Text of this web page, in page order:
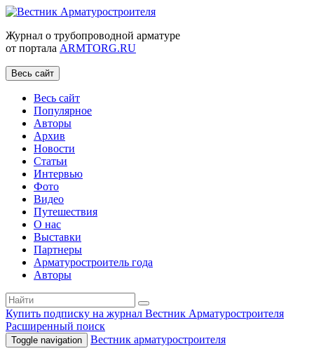
Журнал о трубопроводной арматуре
от портала ARMTORG.RU
Весь сайт
Весь сайт
Популярное
Авторы
Архив
Новости
Статьи
Интервью
Фото
Видео
Путешествия
О нас
Выставки
Партнеры
Арматуростроитель года
Авторы
Купить подписку на журнал Вестник Арматуростроителя
Расширенный поиск
Toggle navigation Вестник арматуростроителя